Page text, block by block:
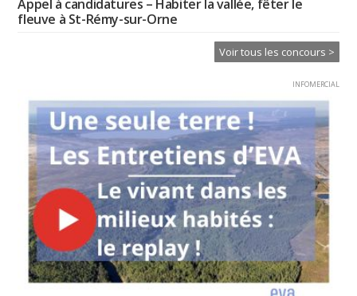
Appel à candidatures – Habiter la vallée, fêter le
fleuve à St-Rémy-sur-Orne
Voir tous les concours >
INFOMERCIAL